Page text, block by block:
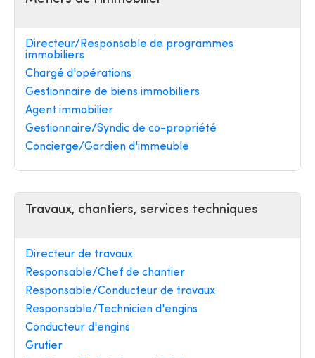
Directeur/Responsable de programmes
immobiliers
Chargé d'opérations
Gestionnaire de biens immobiliers
Agent immobilier
Gestionnaire/Syndic de co-propriété
Concierge/Gardien d'immeuble
Travaux, chantiers, services techniques
Directeur de travaux
Responsable/Chef de chantier
Responsable/Conducteur de travaux
Responsable/Technicien d'engins
Conducteur d'engins
Grutier